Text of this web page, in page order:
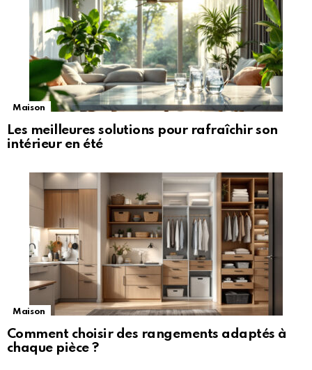
Maison
Les meilleures solutions pour rafraîchir son
intérieur en été
Maison
Comment choisir des rangements adaptés à
chaque pièce ?